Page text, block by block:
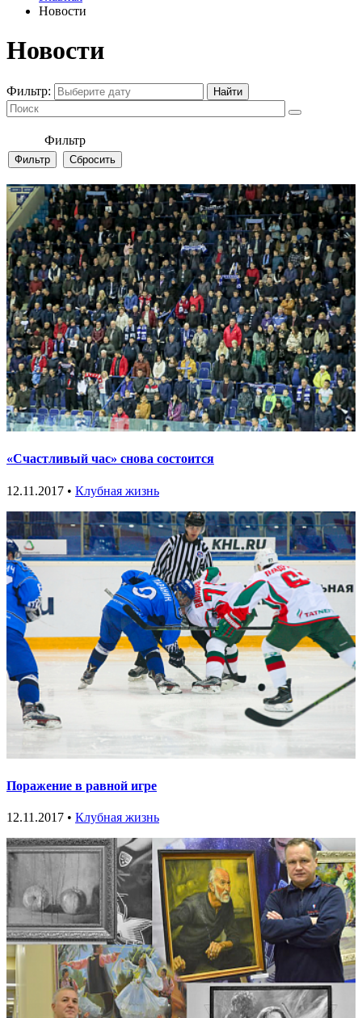
Новости
Новости
Фильтр:
Фильтр
«Счастливый час» снова состоится
12.11.2017 • Клубная жизнь
Поражение в равной игре
12.11.2017 • Клубная жизнь